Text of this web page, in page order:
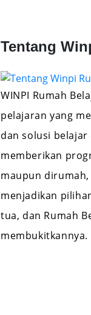
Tentang
WINPI Rumah
pelajaran yang
dan solusi belajar
memberikan
maupun
menjadikan
tua, dan Rumah
membukitkannya.